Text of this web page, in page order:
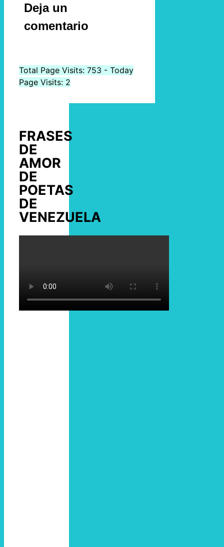
Deja un
comentario
Total Page Visits: 753 - Today
Page Visits: 2
FRASES
DE
AMOR
DE
POETAS
DE
VENEZUELA